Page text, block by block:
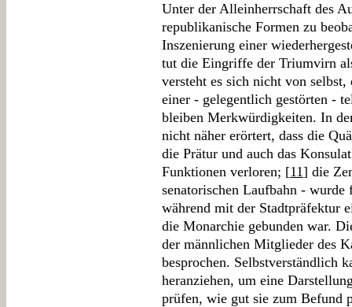
Unter der Alleinherrschaft des
republikanische Formen zu
Inszenierung einer
tut die Eingriffe der Triumvirn
versteht es sich nicht von
einer - gelegentlich gestörten -
bleiben Merkwürdigkeiten. In
nicht näher erörtert, dass die
die Prätur und auch das
Funktionen verloren; [11] die
senatorischen Laufbahn -
während mit der Stadtpräfektur
die Monarchie gebunden war.
der männlichen Mitglieder des
besprochen. Selbstverständlich
heranziehen, um eine
prüfen, wie gut sie zum Befund